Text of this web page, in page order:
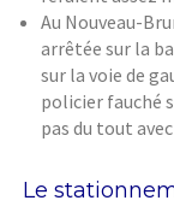
Au Nouveau-
arrêtée sur la
sur la voie de
policier fauché
pas du tout
Le